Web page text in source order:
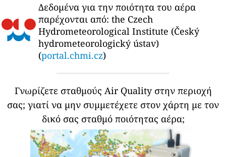
Δεδομένα για την ποιότητα του αέρα
παρέχονται από: the Czech
Hydrometeorological Institute (Český
hydrometeorologický ústav)
(portal.chmi.cz)
Γνωρίζετε σταθμούς Air Quality στην περιοχή
σας; γιατί να μην συμμετέχετε στον χάρτη με τον
δικό σας σταθμό ποιότητας αέρα;